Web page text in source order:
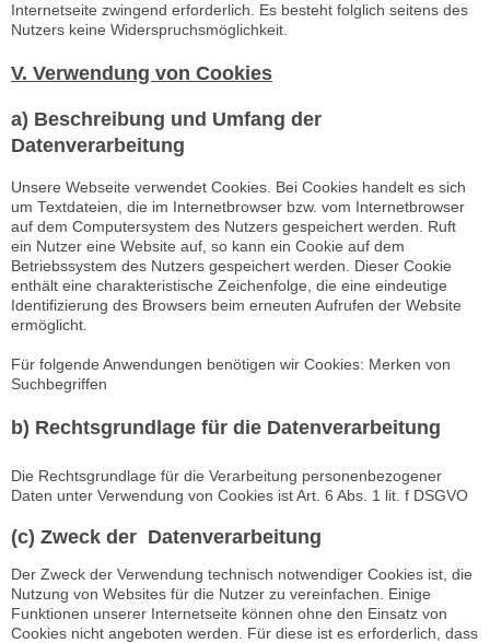
Internetseite zwingend erforderlich. Es besteht folglich seitens des
Nutzers keine Widerspruchsmöglichkeit.
V. Verwendung von Cookies
a) Beschreibung und Umfang der
Datenverarbeitung
Unsere Webseite verwendet Cookies. Bei Cookies handelt es sich
um Textdateien, die im Internetbrowser bzw. vom Internetbrowser
auf dem Computersystem des Nutzers gespeichert werden. Ruft
ein Nutzer eine Website auf, so kann ein Cookie auf dem
Betriebssystem des Nutzers gespeichert werden. Dieser Cookie
enthält eine charakteristische Zeichenfolge, die eine eindeutige
Identifizierung des Browsers beim erneuten Aufrufen der Website
ermöglicht.
Für folgende Anwendungen benötigen wir Cookies: Merken von
Suchbegriffen
b) Rechtsgrundlage für die Datenverarbeitung
Die Rechtsgrundlage für die Verarbeitung personenbezogener
Daten unter Verwendung von Cookies ist Art. 6 Abs. 1 lit. f DSGVO
(c) Zweck der Datenverarbeitung
Der Zweck der Verwendung technisch notwendiger Cookies ist, die
Nutzung von Websites für die Nutzer zu vereinfachen. Einige
Funktionen unserer Internetseite können ohne den Einsatz von
Cookies nicht angeboten werden. Für diese ist es erforderlich, dass